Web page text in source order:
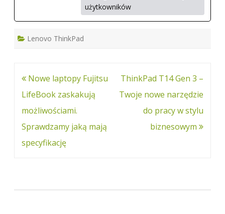
użytkowników
Lenovo ThinkPad
Nawigacja
wpisu
Nowe laptopy Fujitsu
LifeBook zaskakują
możliwościami.
Sprawdzamy jaką mają
specyfikację
ThinkPad T14 Gen 3 –
Twoje nowe narzędzie
do pracy w stylu
biznesowym